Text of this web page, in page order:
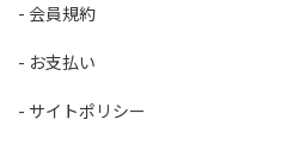
会員規約
お支払い
サイトポリシー